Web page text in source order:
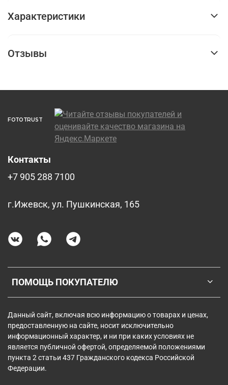
Характеристики
Отзывы
FOTOTRUST
ПОМОЩЬ ПОКУПАТЕЛЮ
Контакты
+7 905 288 7100
г.Ижевск, ул. Пушкинская, 165
Данный сайт, включая всю информацию о товарах и ценах,
предоставленную на сайте, носит исключительно
информационный характер, и ни при каких условиях не
является публичной офертой, определяемой положениями
пункта 2 статьи 437 Гражданского кодекса Российской
Федерации.